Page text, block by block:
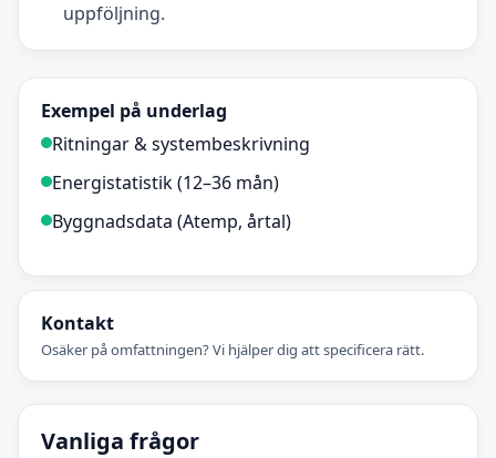
uppföljning.
Exempel på underlag
Ritningar & systembeskrivning
Energistatistik (12–36 mån)
Byggnadsdata (Atemp, årtal)
Kontakt
Osäker på omfattningen? Vi hjälper dig att specificera rätt.
Vanliga frågor